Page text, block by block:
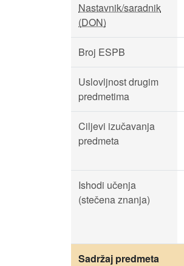
Nastavnik/saradnik
(DON)
Broj ESPB
Uslovljnost drugim
predmetima
Ciljevi izučavanja
predmeta
Ishodi učenja
(stečena znanja)
Sadržaj predmeta